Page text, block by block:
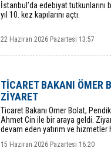
​İstanbul’da edebiyat tutkunlarını
yıl 10. kez kapılarını açtı.
22 Haziran 2026 Pazartesi 13:57
TİCARET BAKANI ÖMER
ZİYARET
Ticaret Bakanı Ömer Bolat,
Ahmet Cin ile bir araya geldi.
devam eden yatırım ve
15 Haziran 2026 Pazartesi 16:20